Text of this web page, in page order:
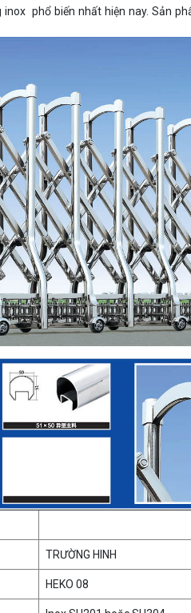
phổ biến nhất hiện nay. Sản
TRƯỜNG HINH
HEKO 08